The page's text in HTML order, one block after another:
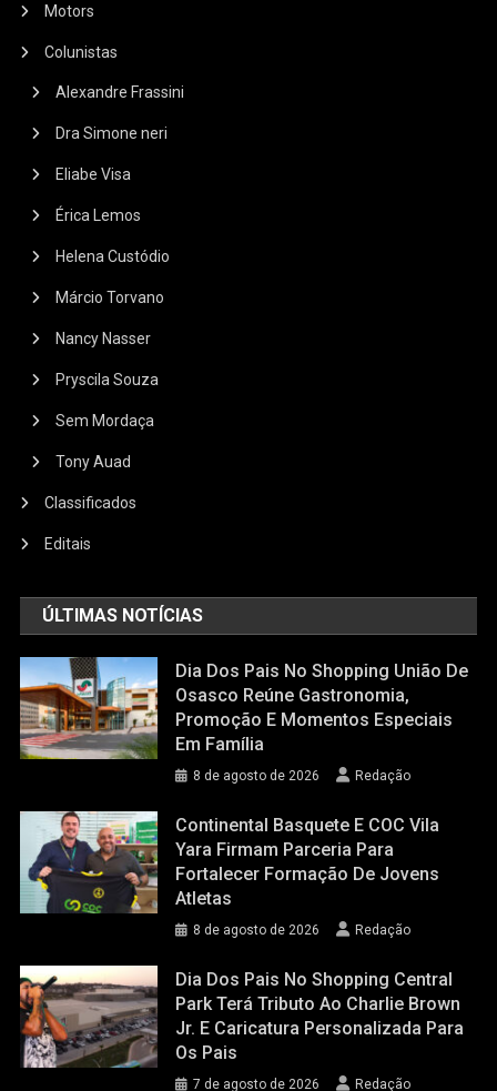
Motors
Colunistas
Alexandre Frassini
Dra Simone neri
Eliabe Visa
Érica Lemos
Helena Custódio
Márcio Torvano
Nancy Nasser
Pryscila Souza
Sem Mordaça
Tony Auad
Classificados
Editais
ÚLTIMAS NOTÍCIAS
Dia Dos Pais No Shopping União De
Osasco Reúne Gastronomia,
Promoção E Momentos Especiais
Em Família
8 de agosto de 2026 Redação
Continental Basquete E COC Vila
Yara Firmam Parceria Para
Fortalecer Formação De Jovens
Atletas
8 de agosto de 2026 Redação
Dia Dos Pais No Shopping Central
Park Terá Tributo Ao Charlie Brown
Jr. E Caricatura Personalizada Para
Os Pais
7 de agosto de 2026 Redação